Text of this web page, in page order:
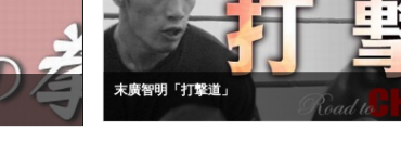
末廣智明「打撃道」